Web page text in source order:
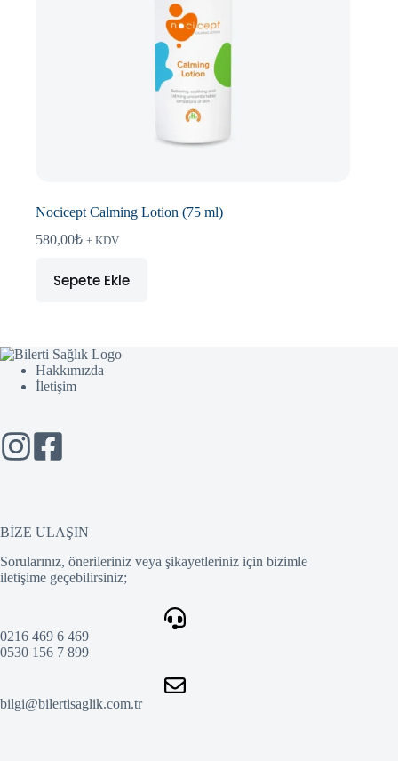
Nocicept Calming Lotion (75 ml)
580,00₺ + KDV
Sepete Ekle
Hakkımızda
İletişim
BİZE ULAŞIN
Sorularınız, önerileriniz veya şikayetleriniz için bizimle
iletişime geçebilirsiniz;
0216 469 6 469
0530 156 7 899
bilgi@bilertisaglik.com.tr